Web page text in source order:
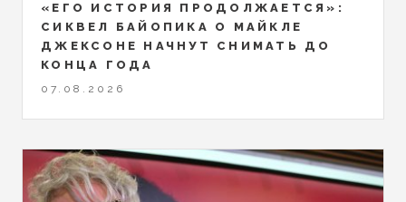
«ЕГО ИСТОРИЯ ПРОДОЛЖАЕТСЯ»:
СИКВЕЛ БАЙОПИКА О МАЙКЛЕ
ДЖЕКСОНЕ НАЧНУТ СНИМАТЬ ДО
КОНЦА ГОДА
07.08.2026